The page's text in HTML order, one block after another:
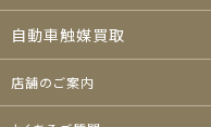
自動車触媒買取
店舗のご案内